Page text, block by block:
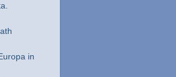
in